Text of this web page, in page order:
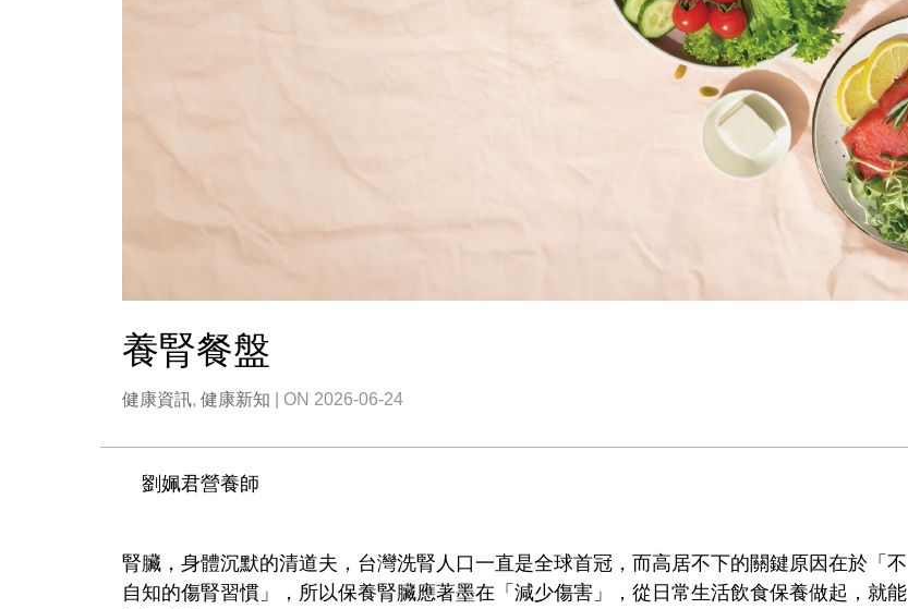
養腎餐盤
健康資訊, 健康新知 | ON 2026-06-24
劉姵君營養師
腎臟，身體沉默的清道夫，台灣洗腎人口一直是全球首冠，而高居不下的關鍵原因在於「不
自知的傷腎習慣」，所以保養腎臟應著墨在「減少傷害」，從日常生活飲食保養做起，就能